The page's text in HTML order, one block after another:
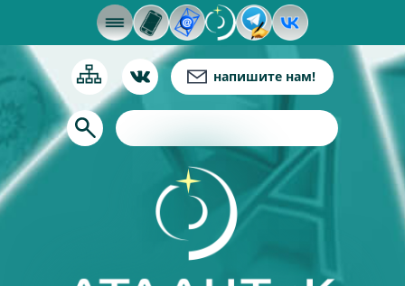
Кноп
ка
напишите нам!